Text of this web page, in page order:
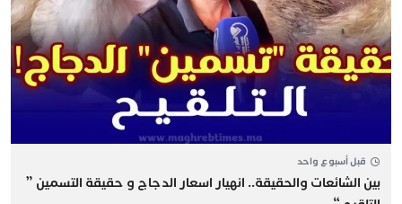
قبل أسبوع واحد
بين الشائعات والحقيقة.. انهيار اسعار الدجاج و حقيقة التسمين ”